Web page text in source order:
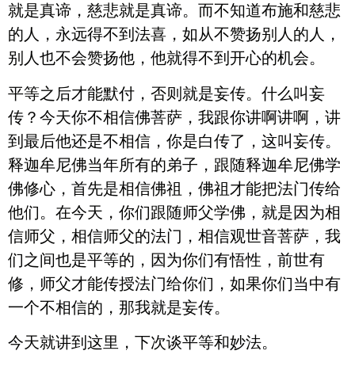
就是真谛，慈悲就是真谛。而不知道布施和慈悲
的人，永远得不到法喜，如从不赞扬别人的人，
别人也不会赞扬他，他就得不到开心的机会。
平等之后才能默付，否则就是妄传。什么叫妄
传？今天你不相信佛菩萨，我跟你讲啊讲啊，讲
到最后他还是不相信，你是白传了，这叫妄传。
释迦牟尼佛当年所有的弟子，跟随释迦牟尼佛学
佛修心，首先是相信佛祖，佛祖才能把法门传给
他们。在今天，你们跟随师父学佛，就是因为相
信师父，相信师父的法门，相信观世音菩萨，我
们之间也是平等的，因为你们有悟性，前世有
修，师父才能传授法门给你们，如果你们当中有
一个不相信的，那我就是妄传。
今天就讲到这里，下次谈平等和妙法。